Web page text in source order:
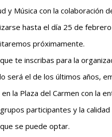
y Música con la colaboración
hasta el día 25 de
próximamente.
te inscribas para la
será el de los últimos años,
la Plaza del Carmen con la
participantes y la
se puede optar.